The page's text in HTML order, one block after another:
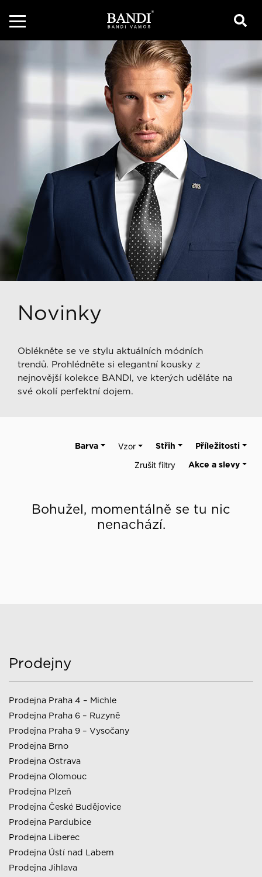
Novinky
Oblékněte se ve stylu aktuálních módních
trendů. Prohlédněte si elegantní kousky z
nejnovější kolekce BANDI, ve kterých uděláte na
své okolí perfektní dojem.
Příležitosti
Střih
Vzor
Barva
Akce a slevy
Zrušit filtry
Bohužel, momentálně se tu nic
nenachází.
Prodejny
Prodejna Praha 4 – Michle
Prodejna Praha 6 – Ruzyně
Prodejna Praha 9 – Vysočany
Prodejna Brno
Prodejna Ostrava
Prodejna Olomouc
Prodejna Plzeň
Prodejna České Budějovice
Prodejna Pardubice
Prodejna Liberec
Prodejna Ústí nad Labem
Prodejna Jihlava